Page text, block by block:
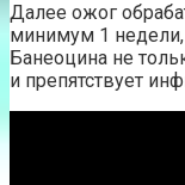
Далее ожог
минимум 1
Банеоцина не
и препятствует